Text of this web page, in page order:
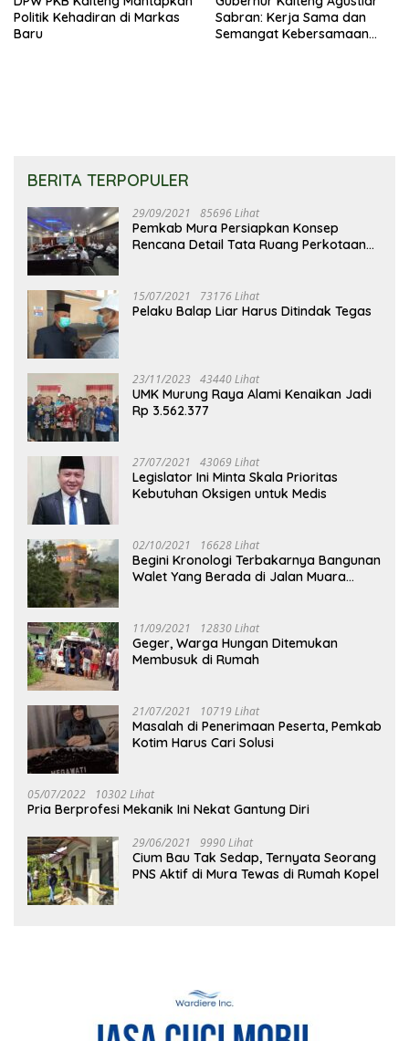
Politik Kehadiran di Markas
Baru
Sabran: Kerja Sama dan
Semangat Kebersamaan
BERITA TERPOPULER
29/09/2021 85696 Lihat
Pemkab Mura Persiapkan Konsep
Rencana Detail Tata Ruang Perkotaan
15/07/2021 73176 Lihat
Pelaku Balap Liar Harus Ditindak Tegas
23/11/2023 43440 Lihat
UMK Murung Raya Alami Kenaikan Jadi
Rp 3.562.377
27/07/2021 43069 Lihat
Legislator Ini Minta Skala Prioritas
Kebutuhan Oksigen untuk Medis
02/10/2021 16628 Lihat
Begini Kronologi Terbakarnya Bangunan
Walet Yang Berada di Jalan Muara
11/09/2021 12830 Lihat
Geger, Warga Hungan Ditemukan
Membusuk di Rumah
21/07/2021 10719 Lihat
Masalah di Penerimaan Peserta, Pemkab
Kotim Harus Cari Solusi
05/07/2022 10302 Lihat
Pria Berprofesi Mekanik Ini Nekat Gantung Diri
29/06/2021 9990 Lihat
Cium Bau Tak Sedap, Ternyata Seorang
PNS Aktif di Mura Tewas di Rumah Kopel